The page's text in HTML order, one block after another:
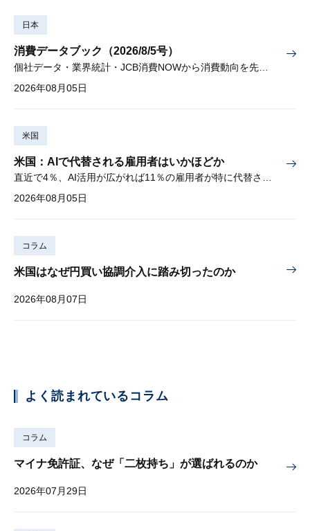
日本
消費データブック（2026/8/5号）
2026年08月05日
米国
米国：AIで代替される雇用者はいかほどか
直近で4％、AI活用が広がれば11％の雇用者が特に代替されやすい
2026年08月05日
コラム
米国はなぜ円買い協調介入に踏み切ったのか
2026年08月07日
よく読まれているコラム
コラム
マイナ免許証、なぜ「二枚持ち」が選ばれるのか
2026年07月29日